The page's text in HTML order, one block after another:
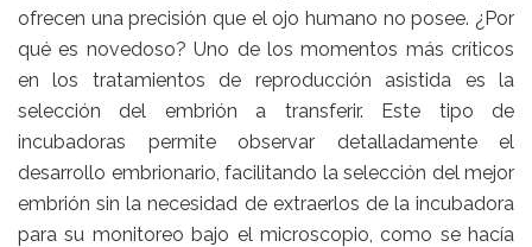
ofrecen una precisión que el ojo humano no posee. ¿Por
qué es novedoso? Uno de los momentos más críticos
en los tratamientos de reproducción asistida es la
selección del embrión a transferir. Este tipo de
incubadoras permite observar detalladamente el
desarrollo embrionario, facilitando la selección del mejor
embrión sin la necesidad de extraerlos de la incubadora
para su monitoreo bajo el microscopio, como se hacía